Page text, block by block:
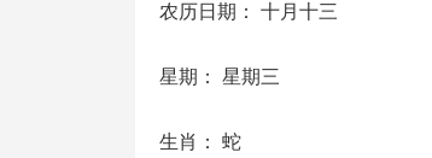
农历日期： 十月十三
星期： 星期三
生肖： 蛇